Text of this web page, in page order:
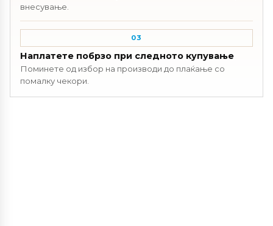
внесување.
03
Наплатете побрзо при следното купување
Поминете од избор на производи до плаќање со
помалку чекори.